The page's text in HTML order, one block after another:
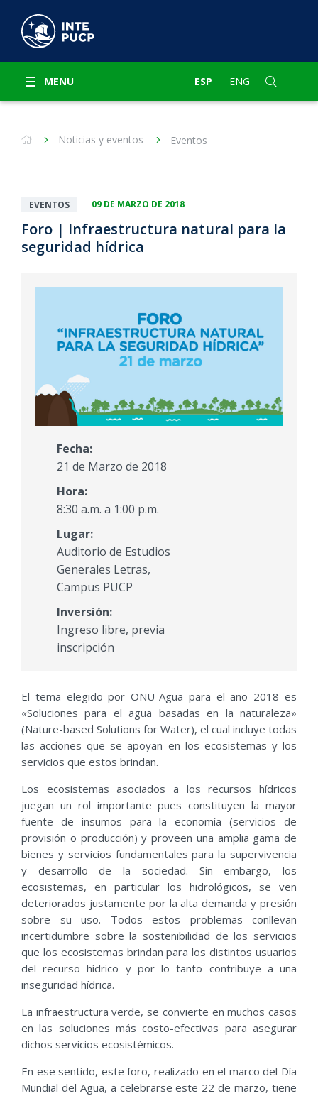
MENU ESP ENG
Noticias y eventos Eventos
EVENTOS 09 DE MARZO DE 2018
Foro | Infraestructura natural para la
seguridad hídrica
Fecha:
21 de Marzo de 2018
Hora:
8:30 a.m. a 1:00 p.m.
Lugar:
Auditorio de Estudios
Generales Letras,
Campus PUCP
Inversión:
Ingreso libre, previa
inscripción
El tema elegido por ONU-Agua para el año 2018 es
«Soluciones para el agua basadas en la naturaleza»
(Nature-based Solutions for Water), el cual incluye todas
las acciones que se apoyan en los ecosistemas y los
servicios que estos brindan.
Los ecosistemas asociados a los recursos hídricos
juegan un rol importante pues constituyen la mayor
fuente de insumos para la economía (servicios de
provisión o producción) y proveen una amplia gama de
bienes y servicios fundamentales para la supervivencia
y desarrollo de la sociedad. Sin embargo, los
ecosistemas, en particular los hidrológicos, se ven
deteriorados justamente por la alta demanda y presión
sobre su uso. Todos estos problemas conllevan
incertidumbre sobre la sostenibilidad de los servicios
que los ecosistemas brindan para los distintos usuarios
del recurso hídrico y por lo tanto contribuye a una
inseguridad hídrica.
La infraestructura verde, se convierte en muchos casos
en las soluciones más costo-efectivas para asegurar
dichos servicios ecosistémicos.
En ese sentido, este foro, realizado en el marco del Día
Mundial del Agua, a celebrarse este 22 de marzo, tiene